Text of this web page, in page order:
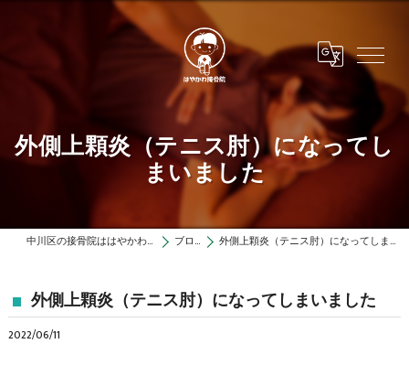
外側上顆炎（テニス肘）になってし
まいました
中川区の接骨院ははやかわ接骨院 ブログ 外側上顆炎（テニス肘）になってしまいました
外側上顆炎（テニス肘）になってしまいました
2022/06/11